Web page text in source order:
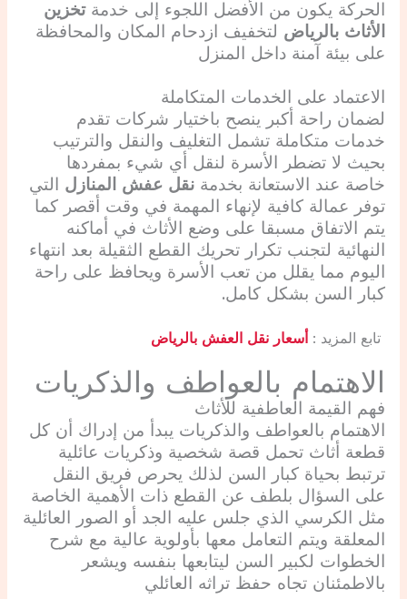
الحركة يكون من الأفضل اللجوء إلى خدمةتخزين
الأثاث بالرياض لتخفيف ازدحام المكان والمحافظة
على بيئة آمنة داخل المنزل
الاعتماد على الخدمات المتكاملة
لضمان راحة أكبر ينصح باختيار شركات تقدم
خدمات متكاملة تشمل التغليف والنقل والترتيب
بحيث لا تضطر الأسرة لنقل أي شيء بمفردها
خاصة عند الاستعانة بخدمة نقل عفش المنازل التي
توفر عمالة كافية لإنهاء المهمة في وقت أقصر كما
يتم الاتفاق مسبقا على وضع الأثاث في أماكنه
النهائية لتجنب تكرار تحريك القطع الثقيلة بعد انتهاء
اليوم مما يقلل من تعب الأسرة ويحافظ على راحة
كبار السن بشكل كامل.
تابع المزيد : أسعار نقل العفش بالرياض
الاهتمام بالعواطف والذكريات
فهم القيمة العاطفية للأثاث
الاهتمام بالعواطف والذكريات يبدأ من إدراك أن كل
قطعة أثاث تحمل قصة شخصية وذكريات عائلية
ترتبط بحياة كبار السن لذلك يحرص فريق النقل
على السؤال بلطف عن القطع ذات الأهمية الخاصة
مثل الكرسي الذي جلس عليه الجد أو الصور العائلية
المعلقة ويتم التعامل معها بأولوية عالية مع شرح
الخطوات لكبير السن ليتابعها بنفسه ويشعر
بالاطمئنان تجاه حفظ تراثه العائلي